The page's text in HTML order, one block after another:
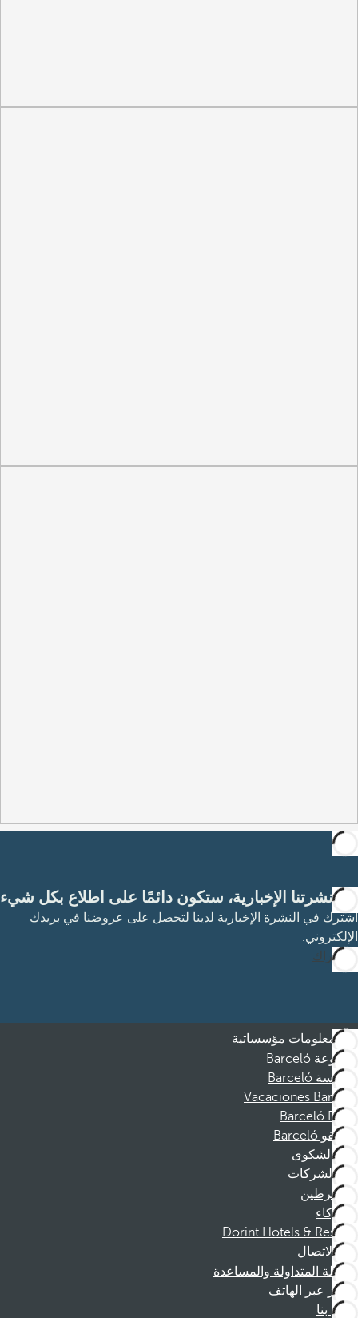
مع نشرتنا الإخبارية، ستكون دائمًا على اطلاع بكل شيء
اشترك في النشرة الإخبارية لدينا لتحصل على عروضنا في بريدك
الإلكتروني.
الاشتراك
معلومات مؤسساتية
مجموعة Barceló
مؤسسة Barceló
Vacaciones Barceló
Barceló Films
موظفو Barceló
قناة الشكوى
الشركات
المنخرطين
الشركاء
Dorint Hotels & Resorts
الاتصال
الأسئلة المتداولة والمساعدة
الحجز عبر الهاتف
اتصل بنا